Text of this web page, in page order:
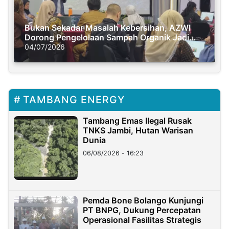
Bukan Sekadar Masalah Kebersihan, AZWI
Dorong Pengelolaan Sampah Organik Jadi
Solusi Krisis Iklim
04/07/2026
TAMBANG ENERGY
Tambang Emas Ilegal Rusak
TNKS Jambi, Hutan Warisan
Dunia
06/08/2026 - 16:23
Pemda Bone Bolango Kunjungi
PT BNPG, Dukung Percepatan
Operasional Fasilitas Strategis